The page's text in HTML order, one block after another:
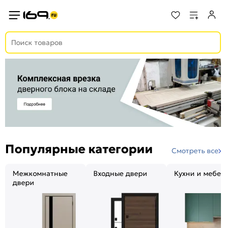
Популярные категории Смотреть все
Межкомнатные
двери
Входные двери Кухни и